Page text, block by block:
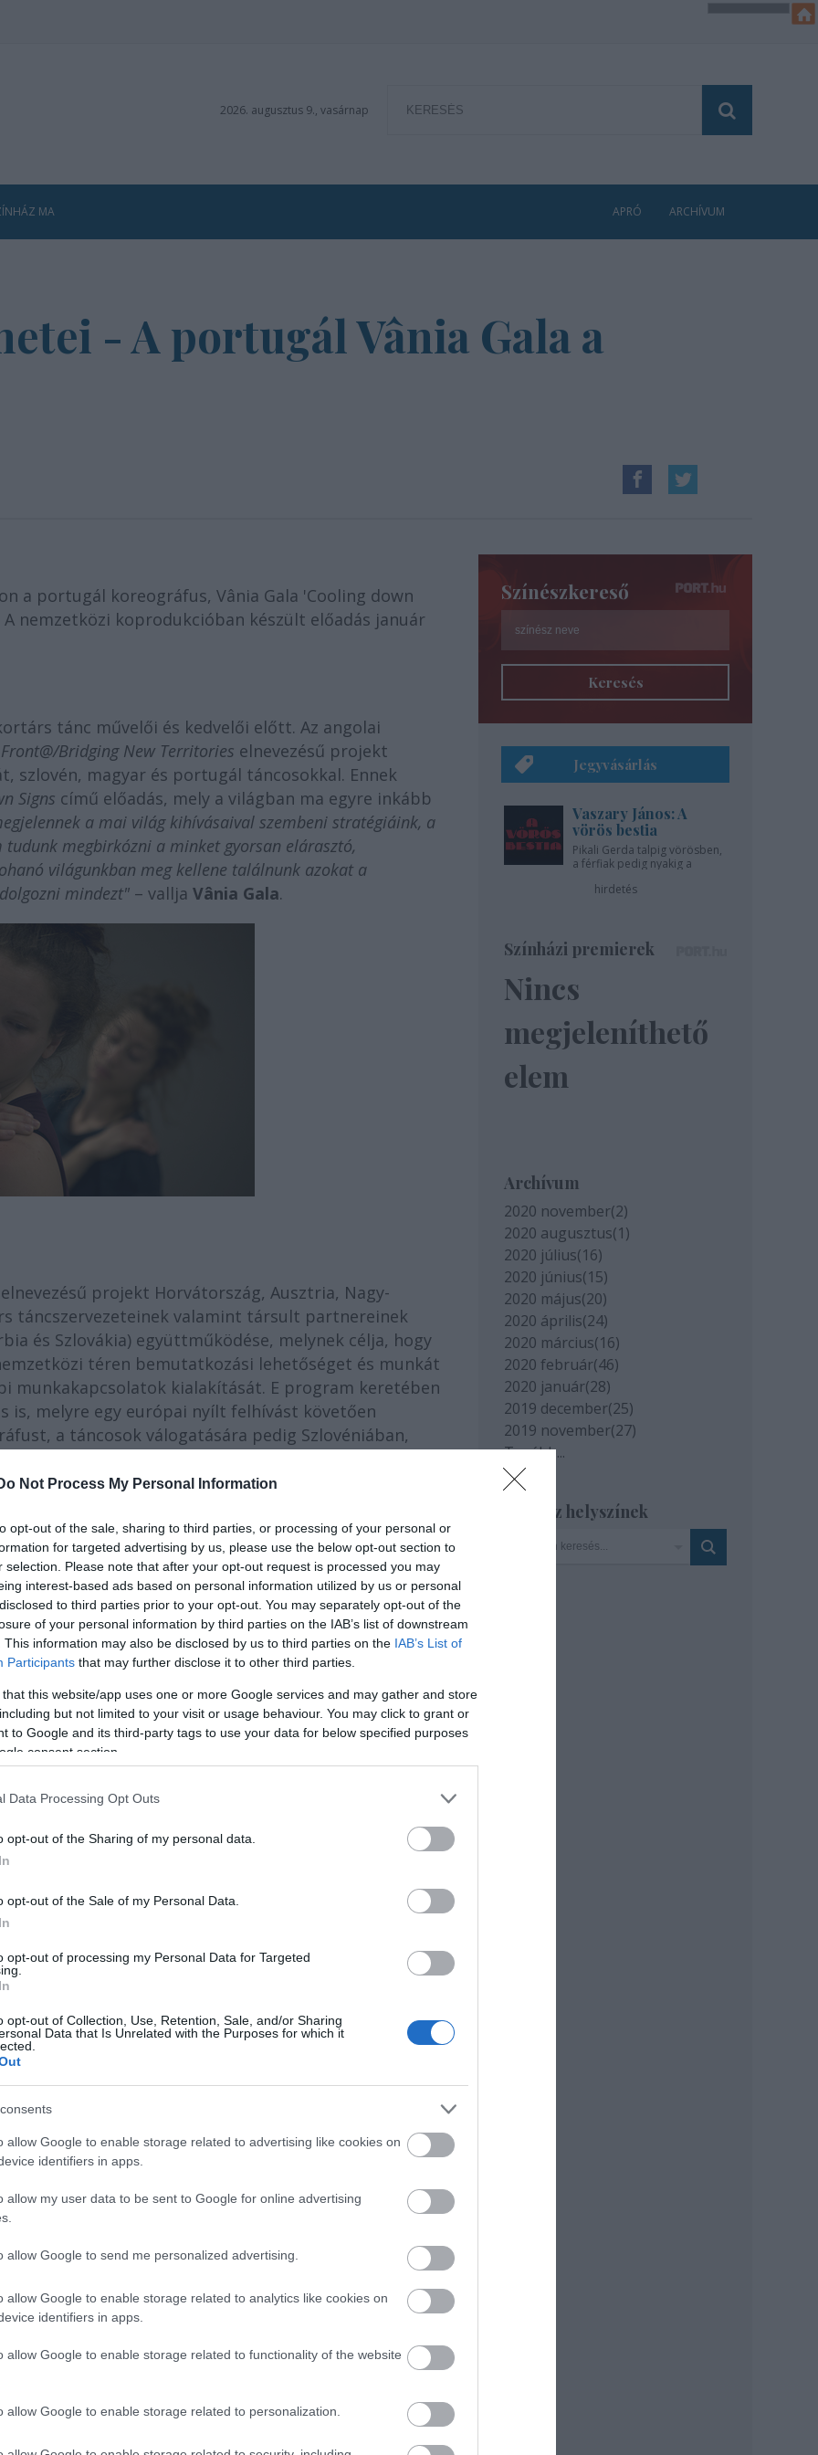
Not Process My Personal Information
opt-out of the sale, sharing to third parties, or processing of your personal or
for targeted advertising by us, please use the below opt-out section to
selection. Please note that after your opt-out request is processed you may
interest-based ads based on personal information utilized by us or personal
to third parties prior to your opt-out. You may separately opt-out of the
of your personal information by third parties on the IAB’s list of downstream
This information may also be disclosed by us to third parties on the IAB’s List of
Participants that may further disclose it to other third parties.
that this website/app uses one or more Google services and may gather and store
but not limited to your visit or usage behaviour. You may click to grant or
to Google and its third-party tags to use your data for below specified purposes
consent section.
Data Processing Opt Outs
opt-out of the Sharing of my personal data.
opt-out of the Sale of my Personal Data.
opt-out of processing my Personal Data for Targeted
opt-out of Collection, Use, Retention, Sale, and/or Sharing
Data that Is Unrelated with the Purposes for which it
allow Google to enable storage related to advertising like cookies on
identifiers in apps.
allow my user data to be sent to Google for online advertising
allow Google to send me personalized advertising.
allow Google to enable storage related to analytics like cookies on
identifiers in apps.
allow Google to enable storage related to functionality of the website
allow Google to enable storage related to personalization.
2026. augusztus 9., vasárnap
MA APRÓ ARCHÍVUM
- A portugál Vânia Gala a
a portugál koreográfus, Vânia Gala 'Cooling down
nemzetközi koprodukcióban készült előadás január
tánc művelői és kedvelői előtt. Az angolai
Front@/Bridging New Territories elnevezésű projekt
szlovén, magyar és portugál táncosokkal. Ennek
Signs című előadás, mely a világban ma egyre inkább
a mai világ kihívásaival szembeni stratégiáink, a
megbirkózni a minket gyorsan elárasztó,
világunkban meg kellene találnunk azokat a
mindezt" – vallja Vânia Gala.
projekt Horvátország, Ausztria, Nagy-
táncszervezeteinek valamint társult partnereinek
és Szlovákia) együttműködése, melynek célja, hogy
téren bemutatkozási lehetőséget és munkát
munkakapcsolatok kialakítását. E program keretében
is, melyre egy európai nyílt felhívást követően
a táncosok válogatására pedig Szlovéniában,
A 8. Burgenlandi Tanztage-n (Ausztria) tartott
Dance Week Fesztiválon került sor 2013
Front@ Fesztiválon vendégeskedett.
ma egyre inkább elhatalmasodó apátiáról szól. Az
emléktárat jelenítsünk meg, ami tükrözi
szerint mi, (vagyis az én generációm)
azokat a stratégiákat, ahogyan megbirkózunk a
birtokoljuk (vagy nem birtokoljuk) a testünket, vagy
hogy megengedjük, hogy a testünkben lévő
vagy a nyugalomhoz közeli állapot. Ami
megjelenéséről is. Sőt, még inkább a
visszahúzódásról, valamint arról, hogy mennyire
megpróbálunk szembenézni a beletörődéssel.
konvenciók. Ha ezekről a fogalmakról beszélünk,
és arról a pillanatról, ahol alig van mit mondanunk.
amelyek befolyásolják, illetve elidegenítik a
látszólagos, több mint annak a kényelmetlen
képességünk, aminek a segítségével meg tudnánk
Színészkereső
Keresés
Jegyvásárlás
Vaszary János: A
vörös bestia
Pikali Gerda talpig vörösben,
a férfiak pedig nyakig a
hirdetés
Színházi premierek
Nincs
megjeleníthető
elem
Archívum
2020 november(2)
2020 augusztus(1)
2020 július(16)
2020 június(15)
2020 május(20)
2020 április(24)
2020 március(16)
2020 február(46)
2020 január(28)
2019 december(25)
2019 november(27)
Tovább...
Szinház helyszínek